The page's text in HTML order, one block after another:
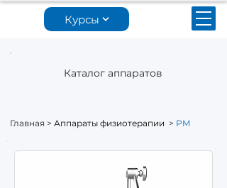
Курсы
Каталог аппаратов
Главная > Аппараты физиотерапии > PM